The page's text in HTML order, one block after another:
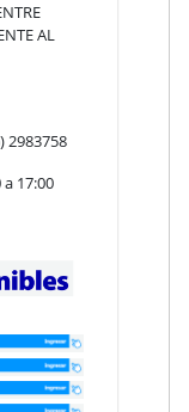
AL
2983758
a 17:00